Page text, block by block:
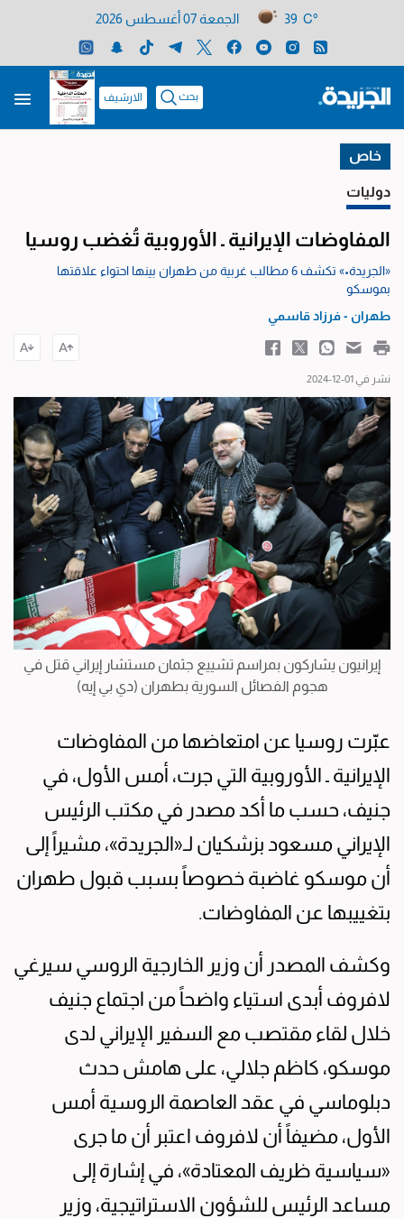
39 C° الجمعة 07 أغسطس 2026
بحث الارشيف
خاص
دوليات
المفاوضات الإيرانية ـ الأوروبية تُغضب روسيا
«الجريدة•» تكشف 6 مطالب غربية من طهران بينها احتواء علاقتها
بموسكو
طهران - فرزاد قاسمي
نشر في 01-12-2024
إيرانيون يشاركون بمراسم تشييع جثمان مستشار إيراني قتل في
هجوم الفصائل السورية بطهران (دي بي إيه)
عبّرت روسيا عن امتعاضها من المفاوضات
الإيرانية ـ الأوروبية التي جرت، أمس الأول، في
جنيف، حسب ما أكد مصدر في مكتب الرئيس
الإيراني مسعود بزشكيان لـ«الجريدة»، مشيراً إلى
أن موسكو غاضبة خصوصاً بسبب قبول طهران
بتغييبها عن المفاوضات.
وكشف المصدر أن وزير الخارجية الروسي سيرغي
لافروف أبدى استياء واضحاً من اجتماع جنيف
خلال لقاء مقتصب مع السفير الإيراني لدى
موسكو، كاظم جلالي، على هامش حدث
دبلوماسي في عقد العاصمة الروسية أمس
الأول، مضيفاً أن لافروف اعتبر أن ما جرى
«سياسية ظريف المعتادة»، في إشارة إلى
مساعد الرئيس للشؤون الاستراتيجية، وزير